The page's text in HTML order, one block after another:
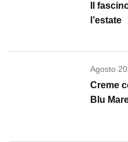
Il
l’estate
Agosto
Creme
Blu